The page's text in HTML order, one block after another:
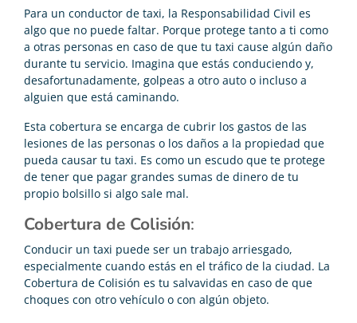
Para un conductor de taxi, la Responsabilidad Civil es
algo que no puede faltar. Porque protege tanto a ti como
a otras personas en caso de que tu taxi cause algún daño
durante tu servicio. Imagina que estás conduciendo y,
desafortunadamente, golpeas a otro auto o incluso a
alguien que está caminando.
Esta cobertura se encarga de cubrir los gastos de las
lesiones de las personas o los daños a la propiedad que
pueda causar tu taxi. Es como un escudo que te protege
de tener que pagar grandes sumas de dinero de tu
propio bolsillo si algo sale mal.
Cobertura de Colisión:
Conducir un taxi puede ser un trabajo arriesgado,
especialmente cuando estás en el tráfico de la ciudad. La
Cobertura de Colisión es tu salvavidas en caso de que
choques con otro vehículo o con algún objeto.